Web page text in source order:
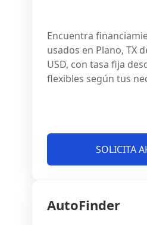
Encuentra
usados en Plano, TX
USD, con tasa fija
flexibles según tus
SOLICITA
AutoFinder